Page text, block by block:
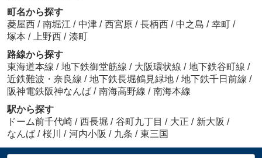
町名から探す
菱屋西 / 南堀江 / 中津 / 西宮原 / 長柄西 / 中之島 / 幸町 /
塚本 / 上野西 / 湊町
路線から探す
東海道本線 / 地下鉄御堂筋線 / 大阪環状線 / 地下鉄谷町線 /
近鉄難波・奈良線 / 地下鉄長堀鶴見緑地 / 地下鉄千日前線 /
阪神電鉄阪神なんば / 南海高野線 / 南海本線
駅から探す
ドーム前千代崎 / 西長堀 / 谷町九丁目 / 大正 / 新大阪 /
なんば / 桜川 / 河内小阪 / 九条 / 東三国